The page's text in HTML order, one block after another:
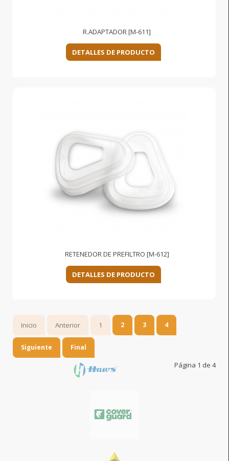
R.ADAPTADOR [M-611]
DETALLES DE PRODUCTO
RETENEDOR DE PREFILTRO [M-612]
DETALLES DE PRODUCTO
Inicio Anterior 1 2 3 4
Siguiente Final
Página 1 de 4